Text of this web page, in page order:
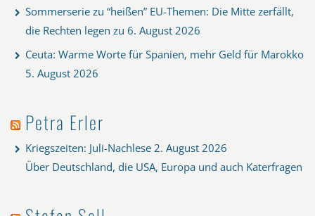
Sommerserie zu “heißen” EU-Themen: Die Mitte zerfällt,
die Rechten legen zu 6. August 2026
Ceuta: Warme Worte für Spanien, mehr Geld für Marokko
5. August 2026
Petra Erler
Kriegszeiten: Juli-Nachlese 2. August 2026
Über Deutschland, die USA, Europa und auch Katerfragen